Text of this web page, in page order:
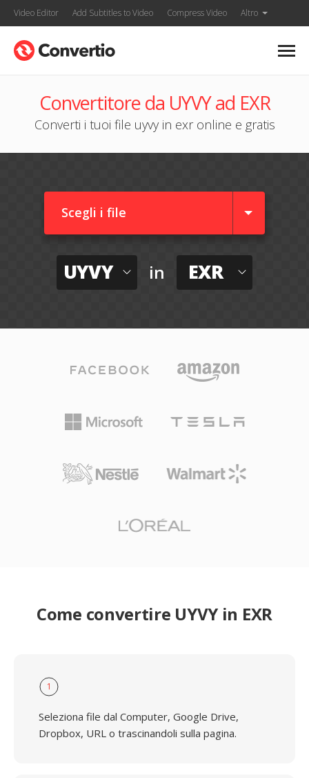
Video Editor Add Subtitles to Video Compress Video Altro
Convertitore da UYVY ad EXR
Converti i tuoi file uyvy in exr online e gratis
Scegli i file
UYVY in EXR
Come convertire UYVY in EXR
1
Seleziona file dal Computer, Google Drive,
Dropbox, URL o trascinandoli sulla pagina.